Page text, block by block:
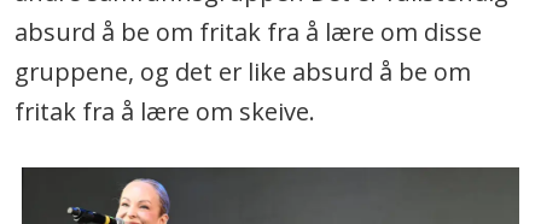
absurd å be om fritak fra å lære om disse
gruppene, og det er like absurd å be om
fritak fra å lære om skeive.